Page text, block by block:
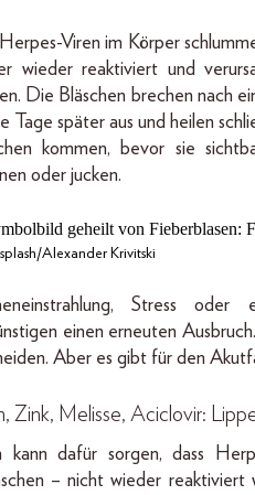
Viren im Körper
wieder reaktiviert und
Die Bläschen brechen nach
Tage später aus und heilen
kommen, bevor sie
oder jucken.
Alexander Krivitski
Stress oder
einen erneuten
Aber es gibt für den
Zink, Melisse, Aciclovir:
kann dafür sorgen, dass
– nicht wieder reaktiviert